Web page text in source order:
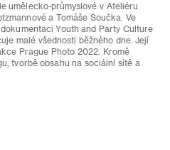
umělecko-průmyslové v Ateliéru
a Tomáše Součka. Ve
Youth and Party Culture
malé všednosti běžného dne. Její
Prague Photo 2022. Kromě
tvorbě obsahu na sociální sítě a